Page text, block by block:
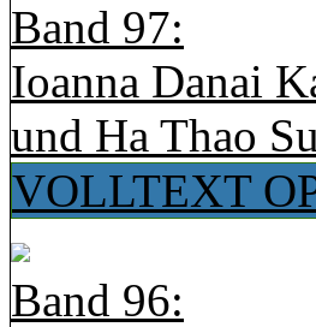
Band 97:
Ioanna Danai
und Ha Thao
VOLLTEXT
Band 96: